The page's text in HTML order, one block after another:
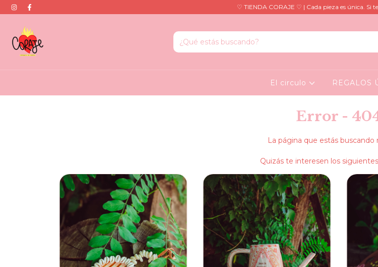
♡ TIENDA CORAJE ♡ | Cada pieza es única. Si
El circulo REGALOS
Error -
La página que estás buscando
Quizás te interesen los